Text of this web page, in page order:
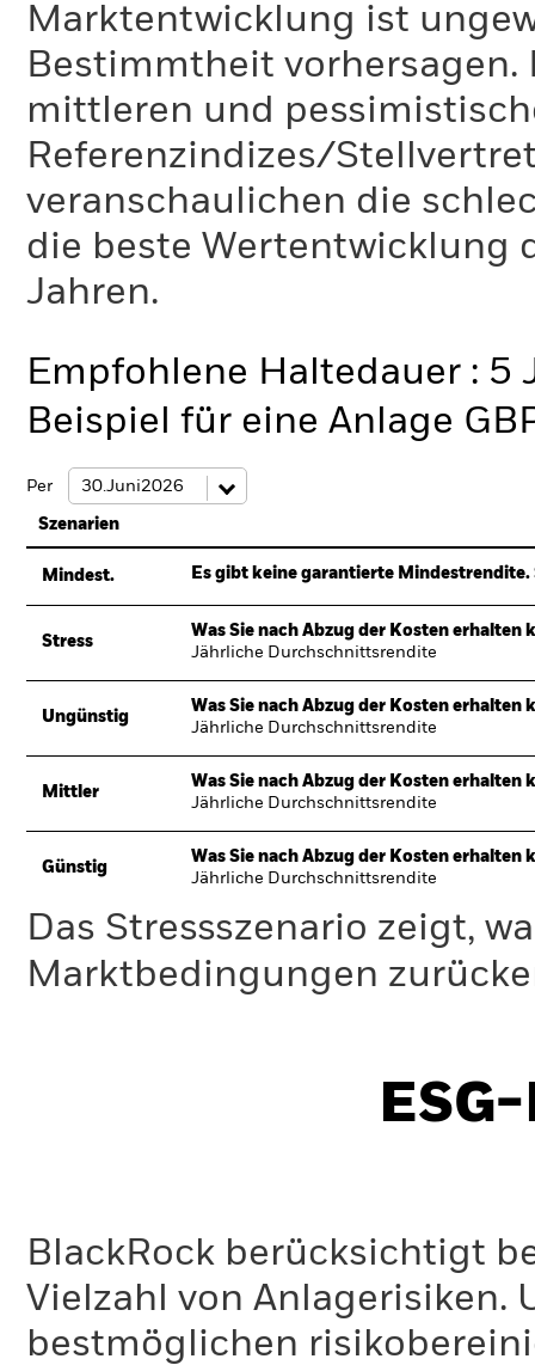
Marktentwicklung ist
Bestimmtheit
mittleren und
Referenzindizes/
veranschaulichen die
die beste Wertentwicklung
Jahren.
Empfohlene Haltedauer : 5
Beispiel für eine Anlage
Per
Szenarien
Mindest. Es gibt keine garantierte
Stress
Was Sie nach Abzug der Kosten erhalten
Jährliche Durchschnittsrendite
Ungünstig
Was Sie nach Abzug der Kosten erhalten
Jährliche Durchschnittsrendite
Mittler
Was Sie nach Abzug der Kosten erhalten
Jährliche Durchschnittsrendite
Günstig
Was Sie nach Abzug der Kosten erhalten
Jährliche Durchschnittsrendite
Das Stressszenario zeigt,
Marktbedingungen
BlackRock berücksichtigt
Vielzahl von Anlagerisiken.
bestmöglichen